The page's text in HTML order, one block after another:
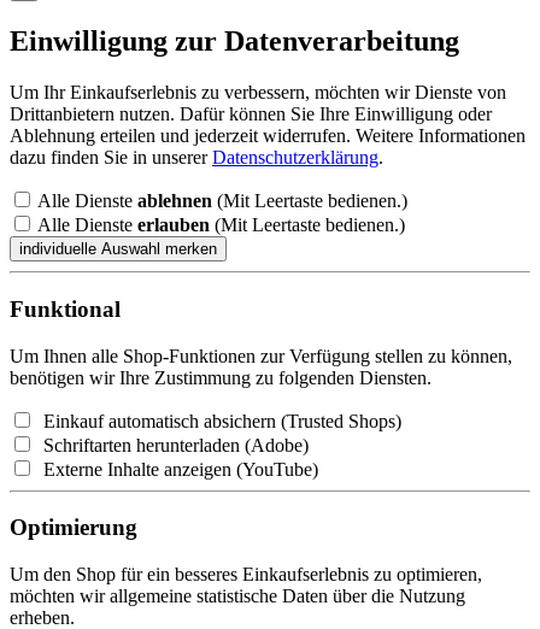
Einwilligung zur Datenverarbeitung
Um Ihr Einkaufserlebnis zu verbessern, möchten wir Dienste von
Drittanbietern nutzen. Dafür können Sie Ihre Einwilligung oder
Ablehnung erteilen und jederzeit widerrufen. Weitere Informationen
dazu finden Sie in unsererDatenschutzerklärung.
Alle Dienste ablehnen (Mit Leertaste bedienen.)
Alle Dienste erlauben (Mit Leertaste bedienen.)
Funktional
Um Ihnen alle Shop-Funktionen zur Verfügung stellen zu können,
benötigen wir Ihre Zustimmung zu folgenden Diensten.
Einkauf automatisch absichern (Trusted Shops)
Schriftarten herunterladen (Adobe)
Externe Inhalte anzeigen (YouTube)
Optimierung
Um den Shop für ein besseres Einkaufserlebnis zu optimieren,
möchten wir allgemeine statistische Daten über die Nutzung
erheben.